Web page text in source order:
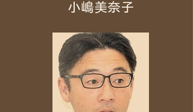
小嶋美奈子